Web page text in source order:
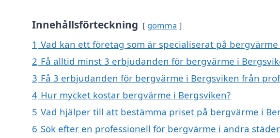
Innehållsförteckning gömma
1 Vad kan ett företag som är specialiserat på
2 Få alltid minst 3 erbjudanden för bergvärme i
3 Få 3 erbjudanden för bergvärme i Bergsviken från
4 Hur mycket kostar bergvärme i Bergsviken?
5 Vad hjälper till att bestämma priset på bergvärme i
6 Sök efter en professionell för bergvärme i andra